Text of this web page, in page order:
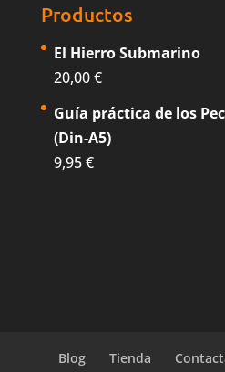
Productos
El Hierro Submarino
20,00€
Guía práctica de los
(Din-A5)
9,95€
Blog Tienda